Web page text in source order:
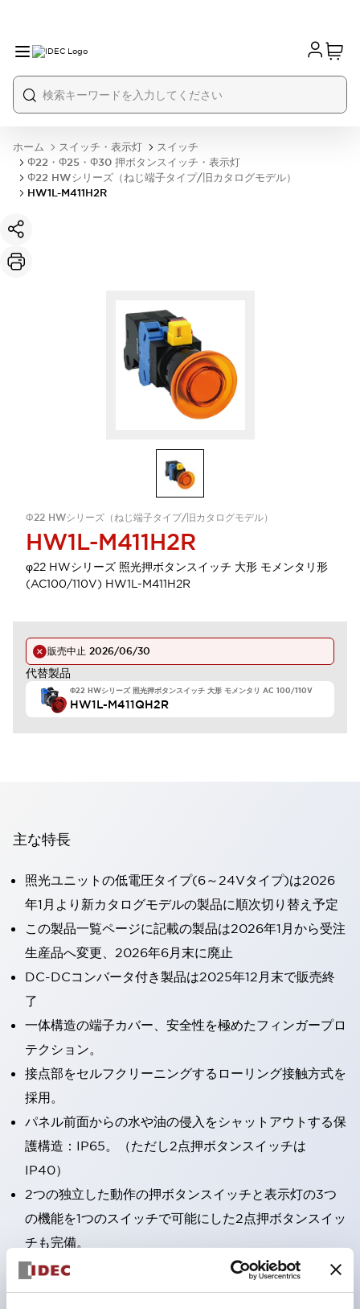
ホーム スイッチ・表示灯
スイッチ
Φ22・Φ25・Φ30 押ボタンスイッチ・表示灯
Φ22 HWシリーズ（ねじ端子タイプ/旧カタログモデル）
HW1L-M411H2R
Φ22 HWシリーズ（ねじ端子タイプ/旧カタログモデル）
HW1L-M411H2R
φ22 HWシリーズ 照光押ボタンスイッチ 大形 モメンタリ形
(AC100/110V) HW1L-M411H2R
販売中止 2026/06/30
代替製品
Φ22 HWシリーズ 照光押ボタンスイッチ 大形 モメンタリ AC 100/110V
HW1L-M411QH2R
主な特長
照光ユニットの低電圧タイプ(6～24Vタイプ)は2026
年1月より新カタログモデルの製品に順次切り替え予定
この製品一覧ページに記載の製品は2026年1月から受注
生産品へ変更、2026年6月末に廃止
DC-DCコンバータ付き製品は2025年12月末で販売終
了
一体構造の端子カバー、安全性を極めたフィンガープロ
テクション。
接点部をセルフクリーニングするローリング接触方式を
採用。
パネル前面からの水や油の侵入をシャットアウトする保
護構造：IP65。（ただし2点押ボタンスイッチは
IP40）
2つの独立した動作の押ボタンスイッチと表示灯の3つ
の機能を1つのスイッチで可能にした2点押ボタンスイッ
チも完備。
ワールドワイドなニーズに対応する各種電圧を完備。
1つで6色の役をこなすLED球（LSRD球）。これまで色